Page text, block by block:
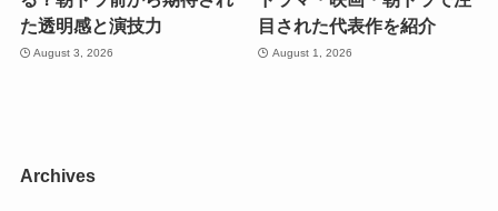
た透明感と演技力
August 3, 2026
目された代表作を紹介
August 1, 2026
Archives